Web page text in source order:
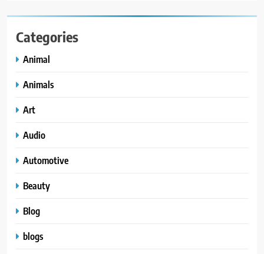
Categories
Animal
Animals
Art
Audio
Automotive
Beauty
Blog
blogs